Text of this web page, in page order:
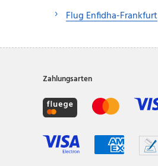
Flug Enfidha-Frankfurt